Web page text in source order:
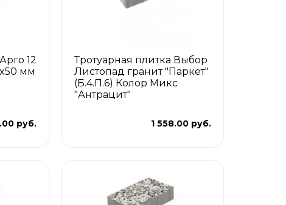
12
мм
руб.
Тротуарная плитка Выбор
Листопад гранит "Паркет"
(Б.4.П.6) Колор Микс
"Антрацит"
1 558.00 руб.